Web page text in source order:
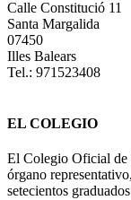
Calle Constitució 11
Santa Margalida
07450
Illes Balears
Tel.: 971523408
EL COLEGIO
El Colegio Oficial de
órgano
setecientos